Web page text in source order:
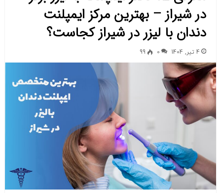
در شیراز – بهترین مرکز ایمپلنت
دندان با لیزر در شیراز کجاست؟
4 تیر, 1404 0
99